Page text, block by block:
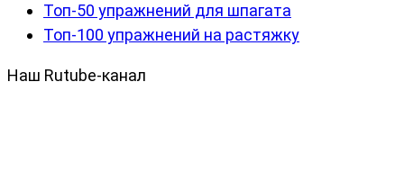
Топ-50 упражнений для шпагата
Топ-100 упражнений на растяжку
Наш Rutube-канал